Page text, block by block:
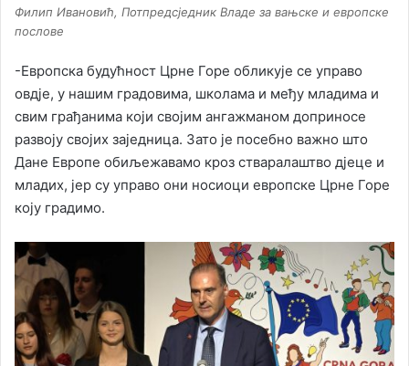
Филип Ивановић, Потпредсједник Владе за вањске и европске
послове
-Европска будућност Црне Горе обликује се управо
овдје, у нашим градовима, школама и међу младима и
свим грађанима који својим ангажманом доприносе
развоју својих заједница. Зато је посебно важно што
Дане Европе обиљежавамо кроз стваралаштво дјеце и
младих, јер су управо они носиоци европске Црне Горе
коју градимо.